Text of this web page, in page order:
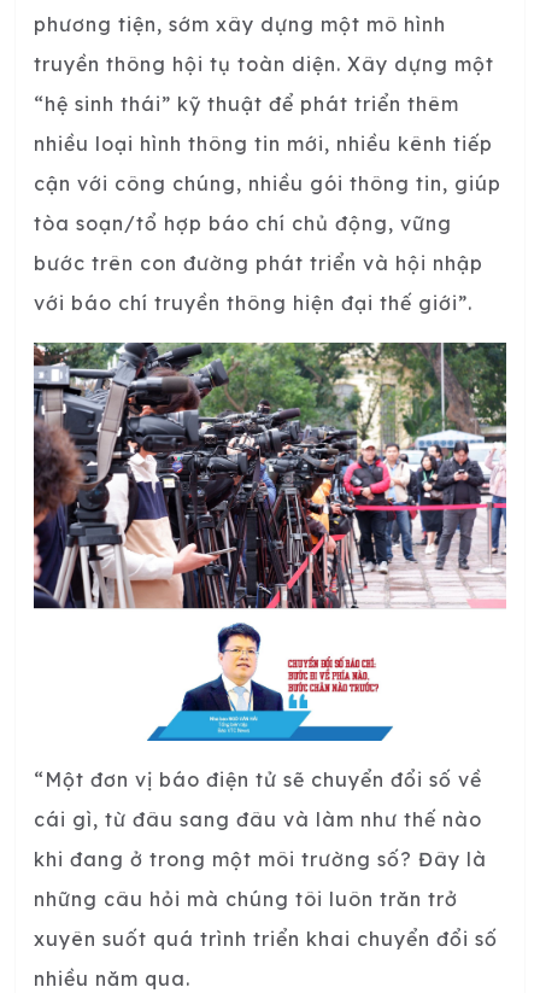
phương tiện, sớm xây dựng một mô hình
truyền thông hội tụ toàn diện. Xây dựng một
“hệ sinh thái” kỹ thuật để phát triển thêm
nhiều loại hình thông tin mới, nhiều kênh tiếp
cận với công chúng, nhiều gói thông tin, giúp
tòa soạn/tổ hợp báo chí chủ động, vững
bước trên con đường phát triển và hội nhập
với báo chí truyền thông hiện đại thế giới”.
“Một đơn vị báo điện tử sẽ chuyển đổi số về
cái gì, từ đâu sang đâu và làm như thế nào
khi đang ở trong một môi trường số? Đây là
những câu hỏi mà chúng tôi luôn trăn trở
xuyên suốt quá trình triển khai chuyển đổi số
nhiều năm qua.